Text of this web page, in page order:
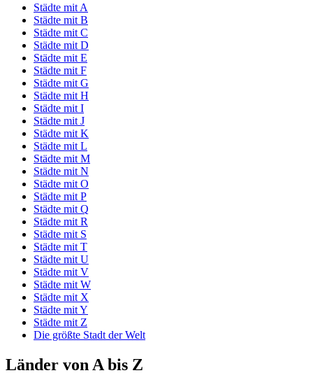
Städte mit A
Städte mit B
Städte mit C
Städte mit D
Städte mit E
Städte mit F
Städte mit G
Städte mit H
Städte mit I
Städte mit J
Städte mit K
Städte mit L
Städte mit M
Städte mit N
Städte mit O
Städte mit P
Städte mit Q
Städte mit R
Städte mit S
Städte mit T
Städte mit U
Städte mit V
Städte mit W
Städte mit X
Städte mit Y
Städte mit Z
Die größte Stadt der Welt
Länder von A bis Z